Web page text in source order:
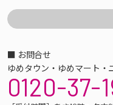
■ お問合せ
ゆめタウン・ゆめマート・
0120-37-